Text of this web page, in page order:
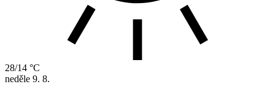
28/14 °C
neděle 9. 8.